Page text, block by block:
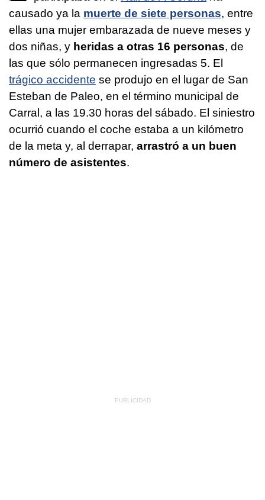
causado ya la muerte de siete personas, entre
ellas una mujer embarazada de nueve meses y
dos niñas, y heridas a otras 16 personas, de
las que sólo permanecen ingresadas 5. El
trágico accidente se produjo en el lugar de San
Esteban de Paleo, en el término municipal de
Carral, a las 19.30 horas del sábado. El siniestro
ocurrió cuando el coche estaba a un kilómetro
de la meta y, al derrapar, arrastró a un buen
número de asistentes.